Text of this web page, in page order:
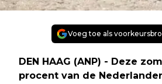
Voeg toe als
DEN HAAG (ANP) - Deze
procent van de